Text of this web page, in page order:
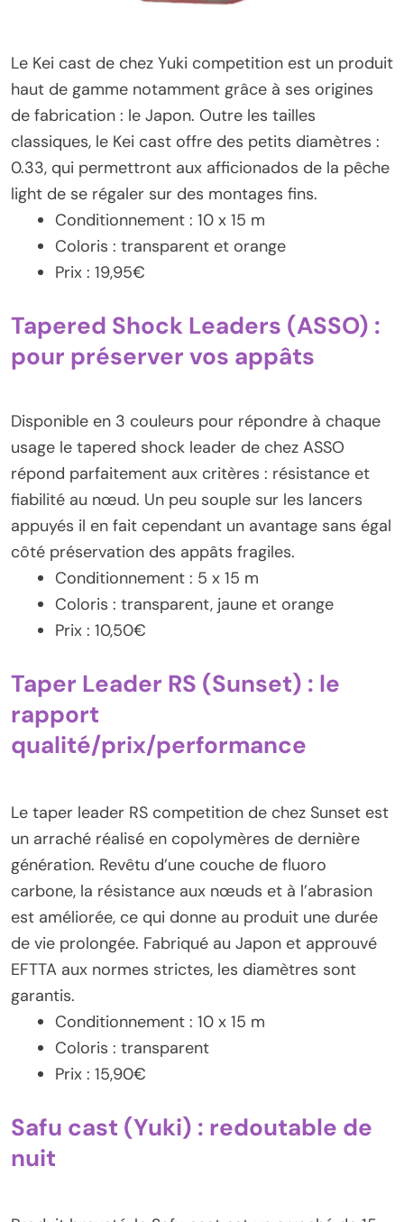
Le Kei cast de chez Yuki competition est un produit
haut de gamme notamment grâce à ses origines
de fabrication : le Japon. Outre les tailles
classiques, le Kei cast offre des petits diamètres :
0.33, qui permettront aux afficionados de la pêche
light de se régaler sur des montages fins.
Conditionnement : 10 x 15 m
Coloris : transparent et orange
Prix : 19,95€
Tapered Shock Leaders (ASSO) :
pour préserver vos appâts
Disponible en 3 couleurs pour répondre à chaque
usage le tapered shock leader de chez ASSO
répond parfaitement aux critères : résistance et
fiabilité au nœud. Un peu souple sur les lancers
appuyés il en fait cependant un avantage sans égal
côté préservation des appâts fragiles.
Conditionnement : 5 x 15 m
Coloris : transparent, jaune et orange
Prix : 10,50€
Taper Leader RS (Sunset) : le
rapport
qualité/prix/performance
Le taper leader RS competition de chez Sunset est
un arraché réalisé en copolymères de dernière
génération. Revêtu d’une couche de fluoro
carbone, la résistance aux nœuds et à l’abrasion
est améliorée, ce qui donne au produit une durée
de vie prolongée. Fabriqué au Japon et approuvé
EFTTA aux normes strictes, les diamètres sont
garantis.
Conditionnement : 10 x 15 m
Coloris : transparent
Prix : 15,90€
Safu cast (Yuki) : redoutable de
nuit